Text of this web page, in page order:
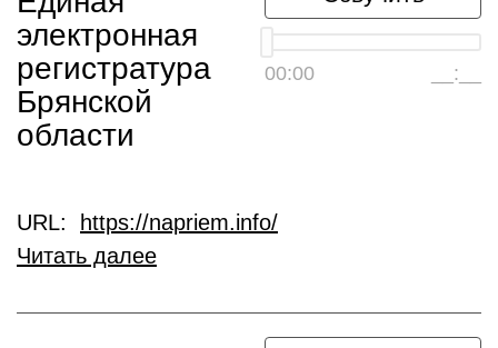
00:00 __:__
электронная
регистратура
Брянской
области
URL:
https://napriem.info/
Читать далее